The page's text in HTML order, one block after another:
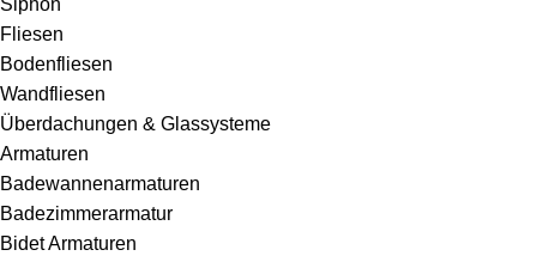
Siphon
Fliesen
Bodenfliesen
Wandfliesen
Überdachungen & Glassysteme
Armaturen
Badewannenarmaturen
Badezimmerarmatur
Bidet Armaturen